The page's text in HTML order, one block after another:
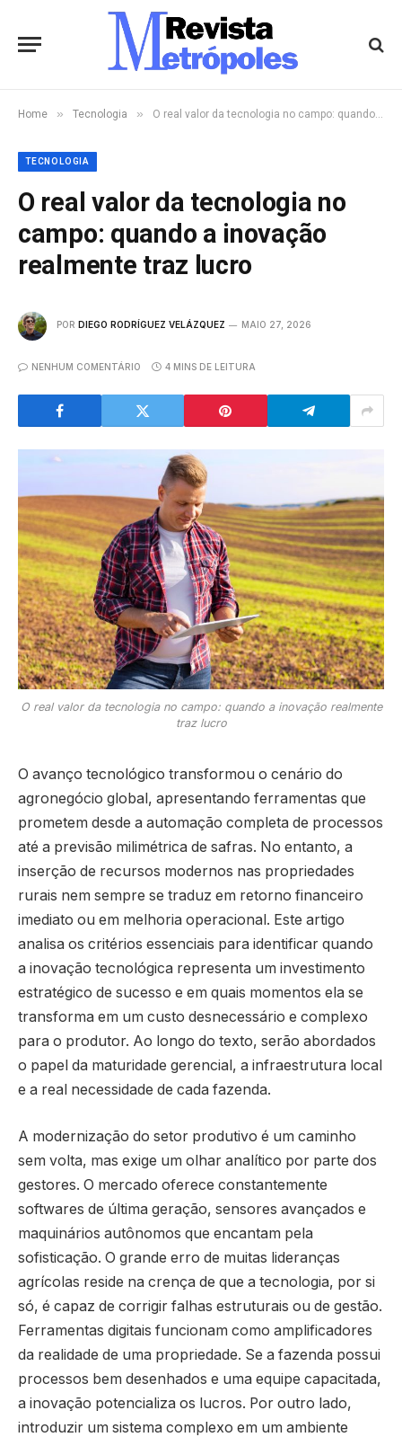
Home » Tecnologia » O real valor da tecnologia no campo: quando a inovação realmente traz lucro
TECNOLOGIA
O real valor da tecnologia no
campo: quando a inovação
realmente traz lucro
POR DIEGO RODRÍGUEZ VELÁZQUEZ MAIO 27, 2026
NENHUM COMENTÁRIO 4 MINS DE LEITURA
O real valor da tecnologia no campo: quando a inovação realmente
traz lucro
O avanço tecnológico transformou o cenário do
agronegócio global, apresentando ferramentas que
prometem desde a automação completa de processos
até a previsão milimétrica de safras. No entanto, a
inserção de recursos modernos nas propriedades
rurais nem sempre se traduz em retorno financeiro
imediato ou em melhoria operacional. Este artigo
analisa os critérios essenciais para identificar quando
a inovação tecnológica representa um investimento
estratégico de sucesso e em quais momentos ela se
transforma em um custo desnecessário e complexo
para o produtor. Ao longo do texto, serão abordados
o papel da maturidade gerencial, a infraestrutura local
e a real necessidade de cada fazenda.
A modernização do setor produtivo é um caminho
sem volta, mas exige um olhar analítico por parte dos
gestores. O mercado oferece constantemente
softwares de última geração, sensores avançados e
maquinários autônomos que encantam pela
sofisticação. O grande erro de muitas lideranças
agrícolas reside na crença de que a tecnologia, por si
só, é capaz de corrigir falhas estruturais ou de gestão.
Ferramentas digitais funcionam como amplificadores
da realidade de uma propriedade. Se a fazenda possui
processos bem desenhados e uma equipe capacitada,
a inovação potencializa os lucros. Por outro lado,
introduzir um sistema complexo em um ambiente